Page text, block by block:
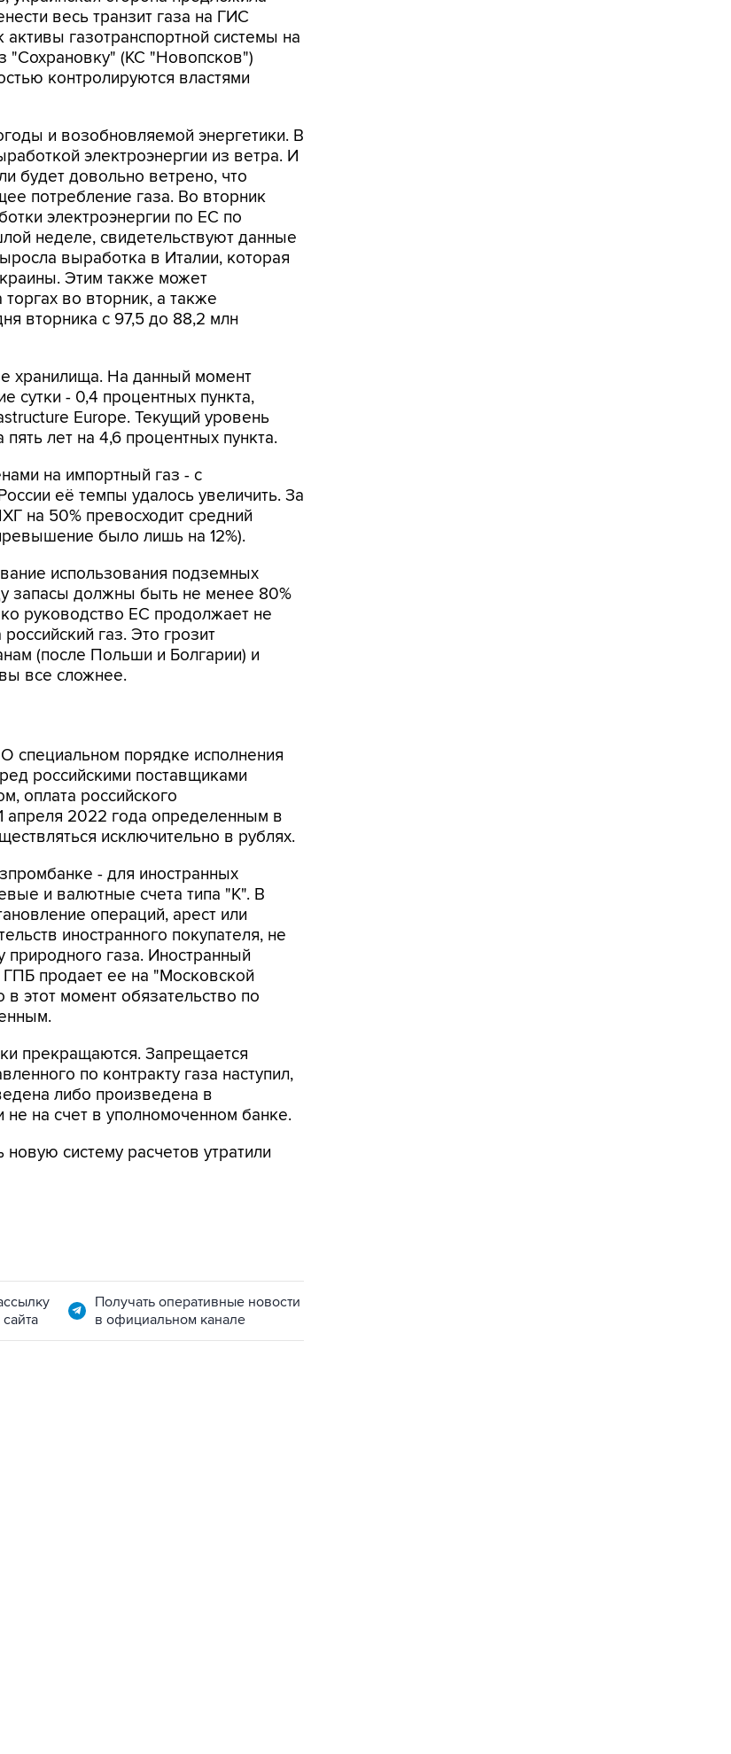
весь транзит газа на ГИС
активы газотранспортной системы на
"Сохрановку" (КС "Новопсков")
контролируются властями
и возобновляемой энергетики. В
электроэнергии из ветра. И
будет довольно ветрено, что
потребление газа. Во вторник
электроэнергии по ЕС по
неделе, свидетельствуют данные
выработка в Италии, которая
Этим также может
во вторник, а также
вторника с 97,5 до 88,2 млн
хранилища. На данный момент
сутки - 0,4 процентных пункта,
Europe. Текущий уровень
лет на 4,6 процентных пункта.
на импортный газ - с
её темпы удалось увеличить. За
на 50% превосходит средний
было лишь на 12%).
использования подземных
запасы должны быть не менее 80%
руководство ЕС продолжает не
газ. Это грозит
(после Польши и Болгарии) и
все сложнее.
специальном порядке исполнения
российскими поставщиками
оплата российского
апреля 2022 года определенным в
исключительно в рублях.
- для иностранных
и валютные счета типа "К". В
операций, арест или
иностранного покупателя, не
природного газа. Иностранный
ГПБ продает ее на "Московской
этот момент обязательство по
прекращаются. Запрещается
по контракту газа наступил,
либо произведена в
на счет в уполномоченном банке.
систему расчетов утратили
Получать оперативные новости
в официальном канале